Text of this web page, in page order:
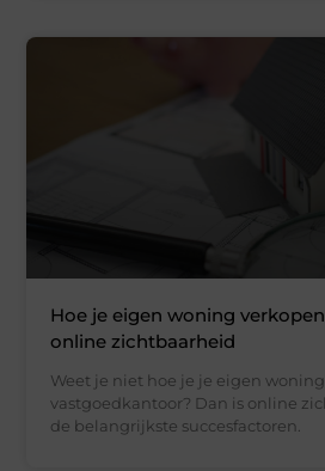
Hoe je eigen woning
online zichtbaarheid
Weet je niet hoe je je eigen
vastgoedkantoor? Dan is online
de belangrijkste succesfactoren.